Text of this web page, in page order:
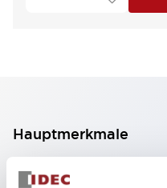
Hauptmerkmale
Geeignet für ein